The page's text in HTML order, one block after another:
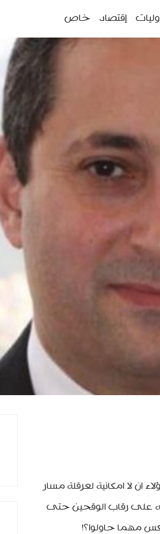
إقتصاد خاص
لا امكانية لعرقلة مسار
على رقاب الوقحين حتى
مهما حاولوا؟!